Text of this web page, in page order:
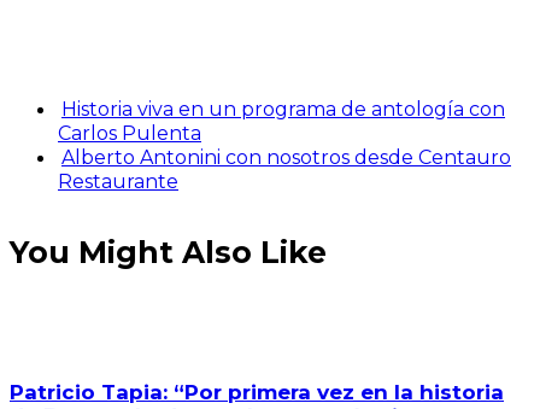
Historia viva en un programa de antología con
Carlos Pulenta
Alberto Antonini con nosotros desde Centauro
Restaurante
You Might Also Like
Patricio Tapia: “Por primera vez en la historia